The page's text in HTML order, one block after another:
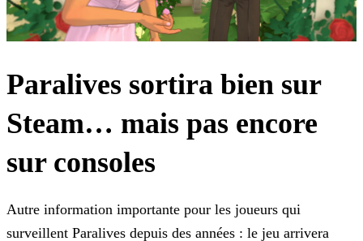
Paralives sortira bien sur
Steam… mais pas encore
sur consoles
Autre information importante pour les joueurs qui
surveillent Paralives depuis des années : le jeu arrivera